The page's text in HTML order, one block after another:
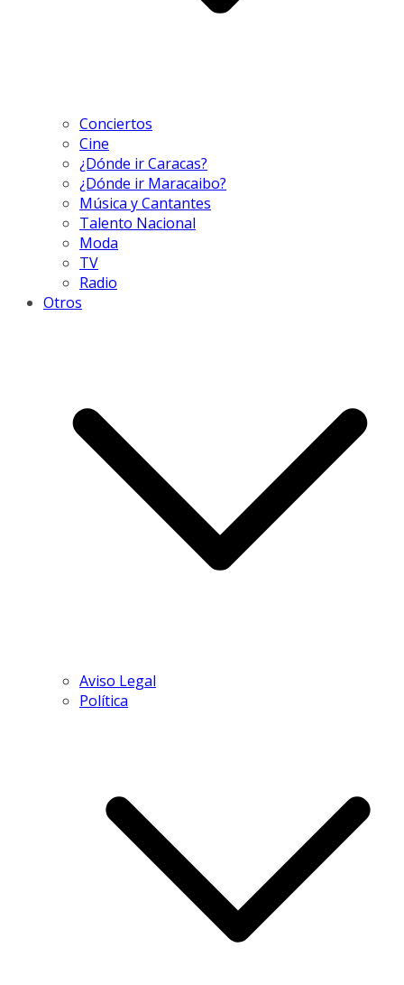
Conciertos
Cine
¿Dónde ir Caracas?
¿Dónde ir Maracaibo?
Música y Cantantes
Talento Nacional
Moda
TV
Radio
Otros
Aviso Legal
Política